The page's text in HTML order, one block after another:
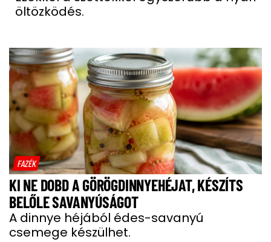
öltözködés.
FAZÉK
KI NE DOBD A GÖRÖGDINNYEHÉJAT, KÉSZÍTS
BELŐLE SAVANYÚSÁGOT
A dinnye héjából édes-savanyú
csemege készülhet.